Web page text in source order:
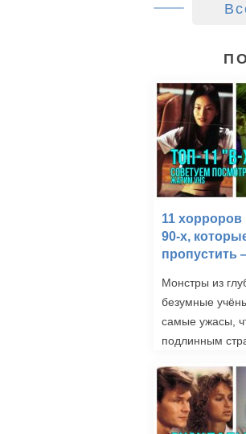
11 хорроров
90-х,
пропустить
Монстры из
безумные
самые ужасы,
подлинным